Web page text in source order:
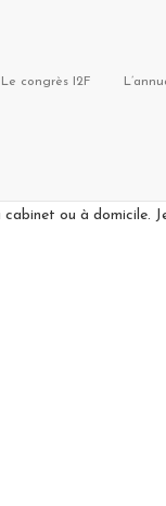
Le congrès I2F
et du bassin,
ou à domicile.